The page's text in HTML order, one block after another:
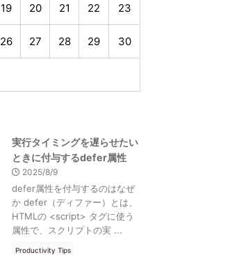
19 20 21 22 23
26 27 28 29 30
実行タイミングを遅らせたい
ときに付与するdefer属性
2025/8/9
defer属性を付与するのはなぜ
か defer（ディファー）とは、
HTMLの <script> タグに使う
属性で、スクリプトの実 ...
Productivity Tips